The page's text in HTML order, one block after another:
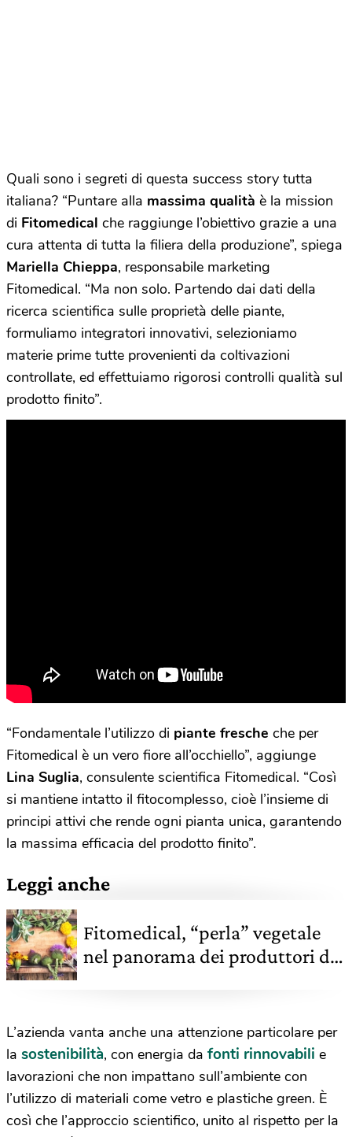
Quali sono i segreti di questa success story tutta
italiana? “Puntare alla massima qualità è la mission
di Fitomedical che raggiunge l’obiettivo grazie a una
cura attenta di tutta la filiera della produzione”, spiega
Mariella Chieppa, responsabile marketing
Fitomedical. “Ma non solo. Partendo dai dati della
ricerca scientifica sulle proprietà delle piante,
formuliamo integratori innovativi, selezioniamo
materie prime tutte provenienti da coltivazioni
controllate, ed effettuiamo rigorosi controlli qualità sul
prodotto finito”.
“Fondamentale l’utilizzo di piante fresche che per
Fitomedical è un vero fiore all’occhiello”, aggiunge
Lina Suglia, consulente scientifica Fitomedical. “Così
si mantiene intatto il fitocomplesso, cioè l’insieme di
principi attivi che rende ogni pianta unica, garantendo
la massima efficacia del prodotto finito”.
Leggi anche
Fitomedical, “perla” vegetale
nel panorama dei produttori di
L’azienda vanta anche una attenzione particolare per
la sostenibilità, con energia da fonti rinnovabili e
lavorazioni che non impattano sull’ambiente con
l’utilizzo di materiali come vetro e plastiche green. È
così che l’approccio scientifico, unito al rispetto per la